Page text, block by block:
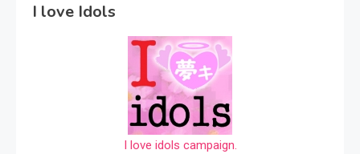
I love Idols
I love idols campaign.